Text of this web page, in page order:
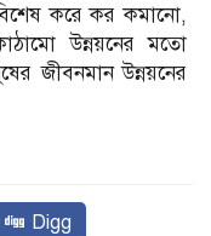
বিশেষ করে কর কমানো,
উন্নয়নের মতো
জীবনমান উন্নয়নের
Digg